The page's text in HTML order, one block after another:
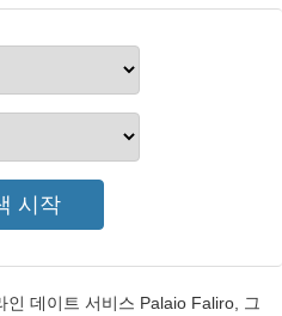
데이트 서비스 Palaio Faliro, 그